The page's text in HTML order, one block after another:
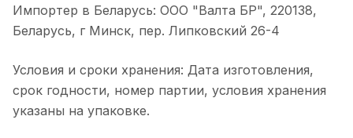
Импортер в Беларусь: ООО "Валта БР", 220138,
Беларусь, г Минск, пер. Липковский 26-4
Условия и сроки хранения: Дата изготовления,
срок годности, номер партии, условия хранения
указаны на упаковке.